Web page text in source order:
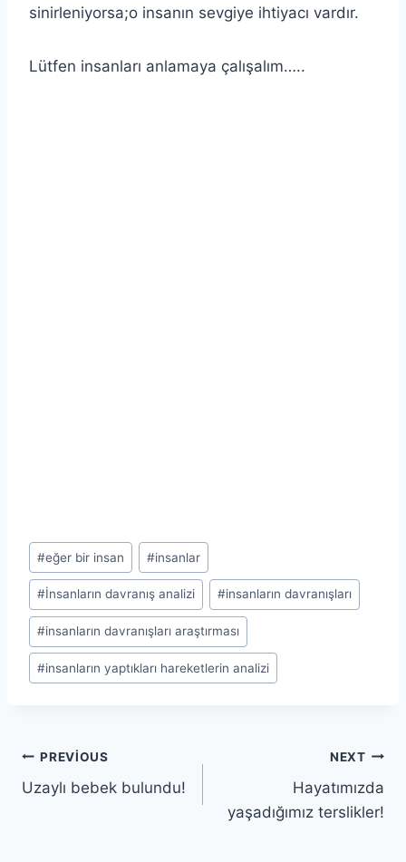
sinirleniyorsa;o insanın sevgiye ihtiyacı vardır.
Lütfen insanları anlamaya çalışalım…..
Post
Tags:
#eğer bir insan #insanlar
#İnsanların davranış analizi #insanların davranışları
#insanların davranışları araştırması
#insanların yaptıkları hareketlerin analizi
Yazı
gezinmesi
PREVIOUS
Uzaylı bebek bulundu!
NEXT
Hayatımızda
yaşadığımız terslikler!